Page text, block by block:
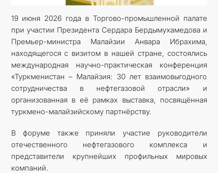
19 июня 2026 года в Торгово-промышленной палате
при участии Президента Сердара Бердымухамедова и
Премьер-министра Малайзии Анвара Ибрахима,
находящегося с визитом в нашей стране, состоялись
международная научно-практическая конференция
«Туркменистан – Малайзия: 30 лет взаимовыгодного
сотрудничества в нефтегазовой отрасли» и
организованная в её рамках выставка, посвящённая
туркмено-малайзийскому партнёрству.
В форуме также приняли участие руководители
отечественного нефтегазового комплекса и
представители крупнейших профильных мировых
компаний.